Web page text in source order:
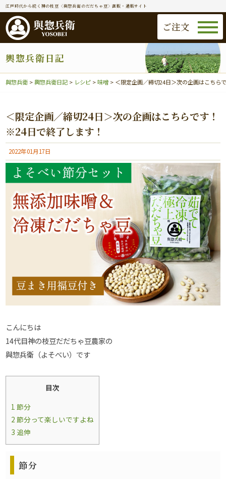
江戸時代から続く神の枝豆〈與惣兵衛のだだちゃ豆〉直販・通販サイト
ご注文
輿惣兵衛日記
與惣兵衛 >輿惣兵衛日記 > レシピ >味噌 > ＜限定企画／締切24日＞次の企画はこちら
＜限定企画／締切24日＞次の企画はこちらです！
※24日で終了します！
2022年01月17日
こんにちは
14代目神の枝豆だだちゃ豆農家の
與惣兵衛（よそべい）です
目次
1 節分
2 節分って楽しいですよね
3 追伸
節分